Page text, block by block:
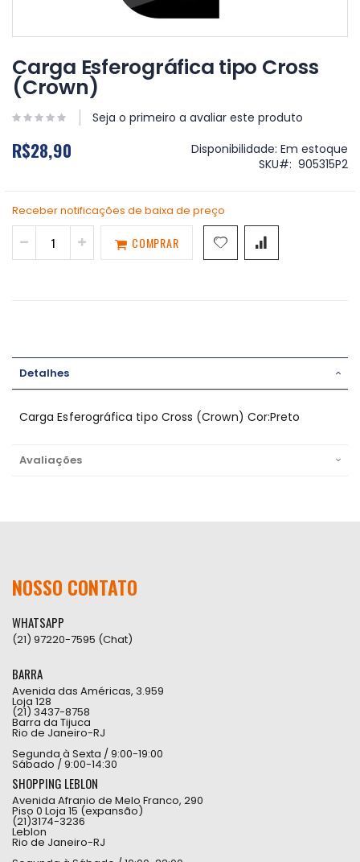
para
o
início
da
Galeria
imagens
Carga Esferográfica tipo Cross
(Crown)
Seja o primeiro a avaliar este produto
R$28,90 Disponibilidade: Em estoque
SKU
905315P2
Receber notificações de baixa de preço
COMPRAR
Detalhes
Carga Esferográfica tipo Cross (Crown) Cor:Preto
Avaliações
NOSSO CONTATO
WHATSAPP
(21) 97220-7595 (Chat)
BARRA
Avenida das Américas, 3.959
Loja 128
(21) 3437-8758
Barra da Tijuca
Rio de Janeiro-RJ
Segunda à Sexta / 9:00-19:00
Sábado / 9:00-14:30
SHOPPING LEBLON
Avenida Afranio de Melo Franco, 290
Piso 0 Loja 15 (expansão)
(21)3174-3236
Leblon
Rio de Janeiro-RJ